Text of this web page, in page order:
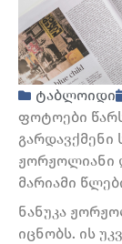
ტაბლოიდი
ფოტოები
გარდავქმენი
ჟორჟოლიანი
მარიამი
ნანუკა
იცნობს. ის